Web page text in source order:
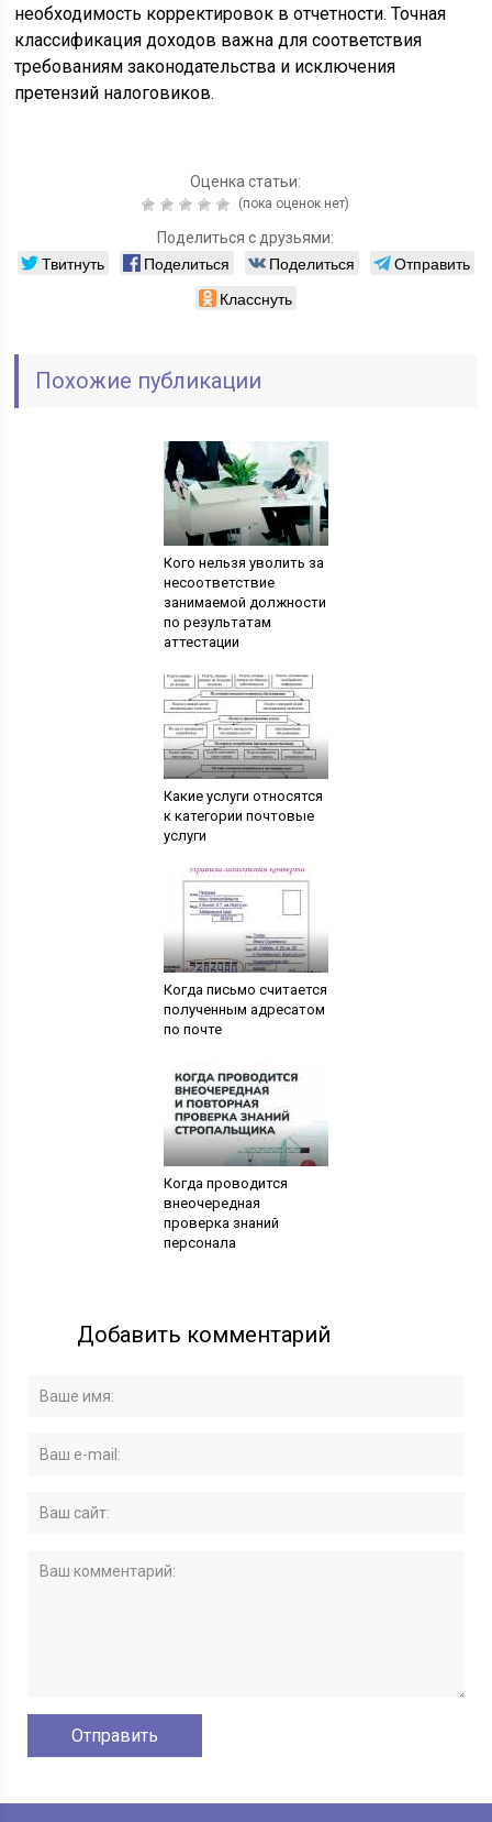
необходимость корректировок в отчетности. Точная
классификация доходов важна для соответствия
требованиям законодательства и исключения
претензий налоговиков.
Оценка статьи:
(пока оценок нет)
Поделиться с друзьями:
Твитнуть Поделиться Поделиться
Отправить
Класснуть
Похожие публикации
Кого нельзя уволить за
несоответствие
занимаемой должности
по результатам
аттестации
Какие услуги относятся
к категории почтовые
услуги
Когда письмо считается
полученным адресатом
по почте
Когда проводится
внеочередная
проверка знаний
персонала
Добавить комментарий